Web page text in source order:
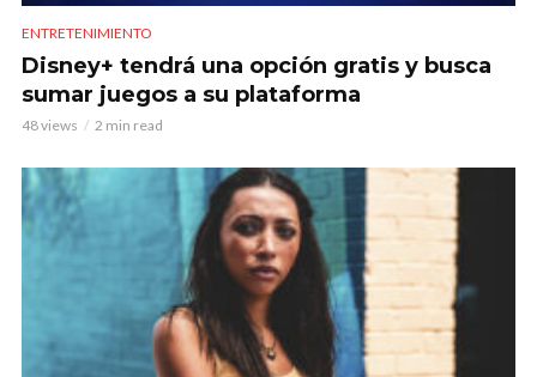
ENTRETENIMIENTO
Disney+ tendrá una opción gratis y busca
sumar juegos a su plataforma
48 views 2 min read